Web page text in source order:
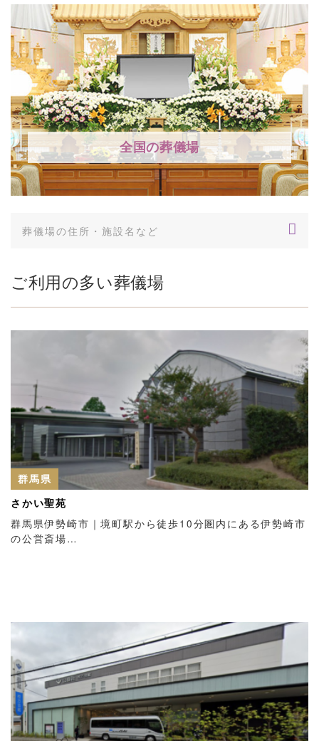
全国の葬儀場
ご利用の多い葬儀場
群馬県
さかい聖苑
群馬県伊勢崎市｜境町駅から徒歩10分圏内にある伊勢崎市
の公営斎場…